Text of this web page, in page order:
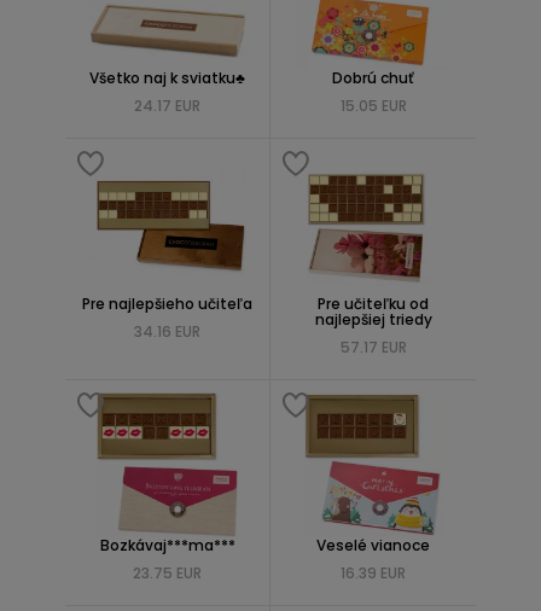
Všetko naj k sviatku♣
24.17 EUR
Dobrú chuť
15.05 EUR
Pre najlepšieho učiteľa
34.16 EUR
Pre učiteľku od
najlepšiej triedy
57.17 EUR
Bozkávaj***ma***
23.75 EUR
Veselé vianoce
16.39 EUR